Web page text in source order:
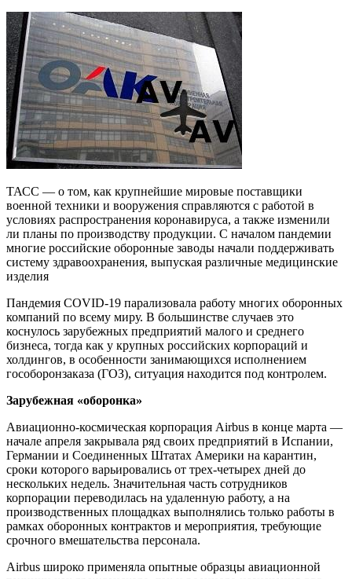
ТАСС — о том, как крупнейшие мировые поставщики
военной техники и вооружения справляются с работой в
условиях распространения коронавируса, а также изменили
ли планы по производству продукции. С началом пандемии
многие российские оборонные заводы начали поддерживать
систему здравоохранения, выпуская различные медицинские
изделия
Пандемия COVID-19 парализовала работу многих оборонных
компаний по всему миру. В большинстве случаев это
коснулось зарубежных предприятий малого и среднего
бизнеса, тогда как у крупных российских корпораций и
холдингов, в особенности занимающихся исполнением
гособоронзаказа (ГОЗ), ситуация находится под контролем.
Зарубежная «оборонка»
Авиационно-космическая корпорация Airbus в конце марта —
начале апреля закрывала ряд своих предприятий в Испании,
Германии и Соединенных Штатах Америки на карантин,
сроки которого варьировались от трех-четырех дней до
нескольких недель. Значительная часть сотрудников
корпорации переводилась на удаленную работу, а на
производственных площадках выполнялись только работы в
рамках оборонных контрактов и мероприятия, требующие
срочного вмешательства персонала.
Airbus широко применяла опытные образцы авиационной